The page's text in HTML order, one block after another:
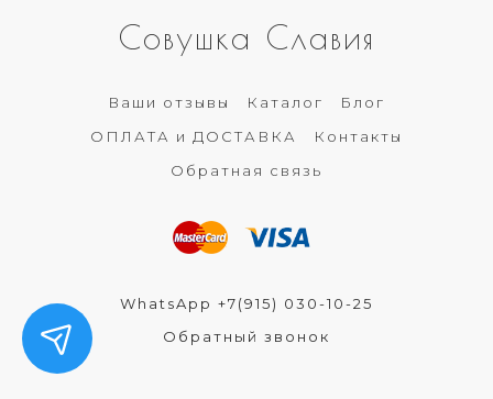
Совушка Славия
Ваши отзывы Каталог
Блог
ОПЛАТА и ДОСТАВКА
Контакты
Обратная связь
WhatsApp +7(915) 030-10-25
Обратный звонок